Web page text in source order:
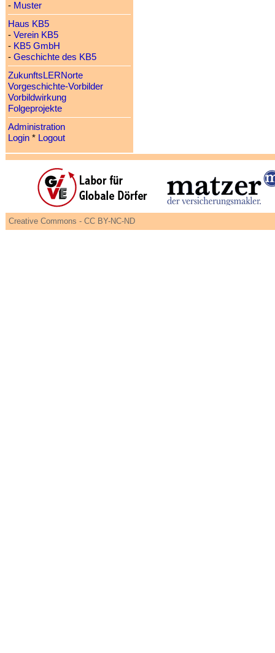
- Muster
Haus KB5
- Verein KB5
- KB5 GmbH
- Geschichte des KB5
ZukunftsLERNorte
Vorgeschichte-Vorbilder
Vorbildwirkung
Folgeprojekte
Administration
Login* Logout
Creative Commons - CC BY-NC-ND